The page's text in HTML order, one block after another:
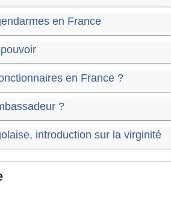
en France
en France ?
?
introduction sur la virginité